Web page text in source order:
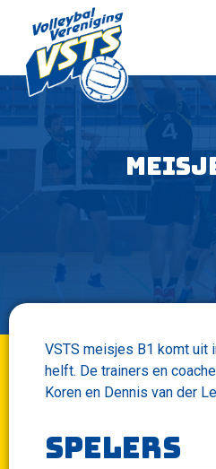
VSTS meisjes B1 komt uit
helft. De trainers en
Koren en Dennis van der
Spelers